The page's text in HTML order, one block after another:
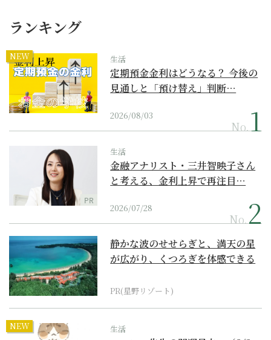
ランキング
NEW 生活
定期預金金利はどうなる？ 今後の
見通しと「預け替え」判断…
2026/08/03
No.
PR
生活
金融アナリスト・三井智映子さん
と考える、金利上昇で再注目…
2026/07/28
No.
静かな波のせせらぎと、満天の星
が広がり、くつろぎを体感できる
PR(星野リゾート)
NEW 生活